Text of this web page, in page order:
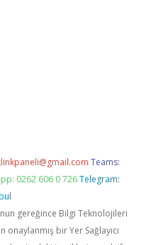
Teams:
0262 606 0 726 Telegram:
gereğince Bilgi Teknolojileri
bir Yer Sağlayıcı